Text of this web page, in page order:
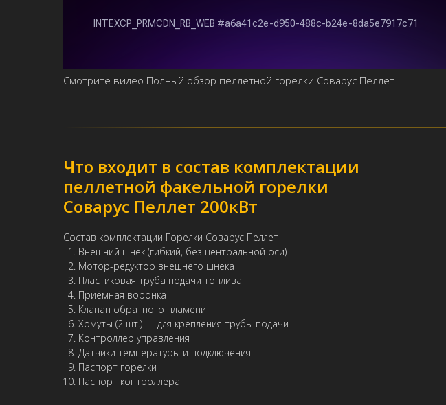
Смотрите видео Полный обзор пеллетной горелки Соварус Пеллет
Что входит в состав комплектации
пеллетной факельной горелки
Соварус Пеллет 200кВт
Состав комплектации Горелки Соварус Пеллет
Внешний шнек (гибкий, без центральной оси)
Мотор-редуктор внешнего шнека
Пластиковая труба подачи топлива
Приёмная воронка
Клапан обратного пламени
Хомуты (2 шт.) — для крепления трубы подачи
Контроллер управления
Датчики температуры и подключения
Паспорт горелки
Паспорт контроллера